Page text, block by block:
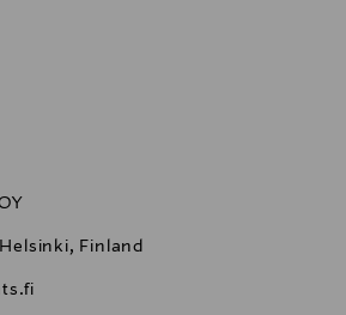
Finland